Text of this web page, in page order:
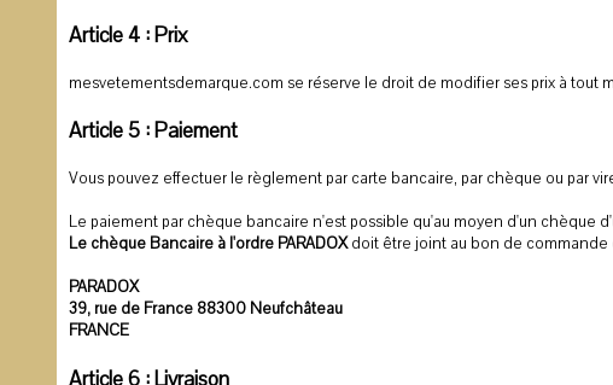
Article 4 : Prix
mesvetementsdemarque.com se réserve le droit de modifier ses prix à
Article 5 : Paiement
Vous pouvez effectuer le règlement par carte bancaire, par chèque ou par
Le paiement par chèque bancaire n'est possible qu'au moyen d'un chèque
Le chèque Bancaire à l'ordre PARADOXdoit être joint au bon de commande
PARADOX
39, rue de France 88300 Neufchâteau
FRANCE
Article 6 : Livraison